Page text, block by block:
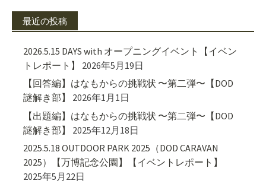
最近の投稿
2026.5.15 DAYS with オープニングイベント【イベン
トレポート】
2026年5月19日
【回答編】はなもからの挑戦状 〜第二弾〜【DOD
謎解き部】
2026年1月1日
【出題編】はなもからの挑戦状 〜第二弾〜【DOD
謎解き部】
2025年12月18日
2025.5.18 OUTDOOR PARK 2025（DOD CARAVAN
2025）【万博記念公園】【イベントレポート】
2025年5月22日